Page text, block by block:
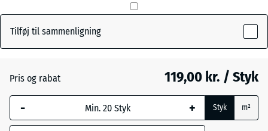
Antracit - 24,00 kr.
Græsgrøn - 14,00 kr.
Tilføj til sammenligning
Pris og rabat 119,00 kr. / Styk
- + Styk m²